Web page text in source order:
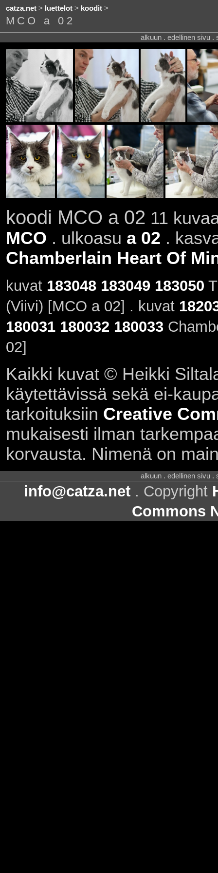
catza.net> luettelot> koodit>
MCO a 02
alkuun . edellinen sivu .
koodi MCO a 02 11
MCO . ulkoasu a 02 .
Chamberlain Heart Of
kuvat 183048 183049 183050
(Viivi) [MCO a 02] . kuvat
180031 180032 180033
02]
Kaikki kuvat © Heikki
käytettävissä sekä ei-
tarkoituksiin Creative
mukaisesti ilman
korvausta. Nimenä on
alkuun . edellinen sivu .
info@catza.net . Copyright
Commons